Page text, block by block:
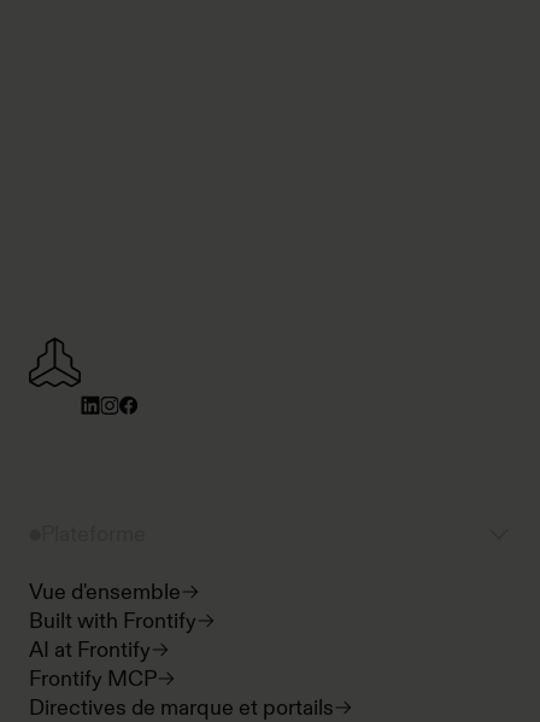
Vue d'ensemble
Built with Frontify
AI at Frontify
Frontify MCP
Directives de marque et portails